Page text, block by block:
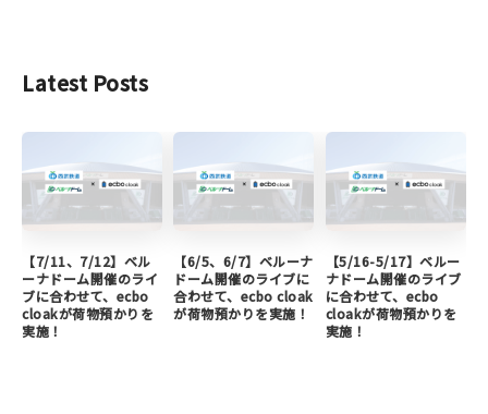
Latest Posts
【7/11、7/12】ベル
ーナドーム開催のライ
ブに合わせて、ecbo
cloakが荷物預かりを
実施！
【6/5、6/7】ベルーナ
ドーム開催のライブに
合わせて、ecbo cloak
が荷物預かりを実施！
【5/16-5/17】ベルー
ナドーム開催のライブ
に合わせて、ecbo
cloakが荷物預かりを
実施！